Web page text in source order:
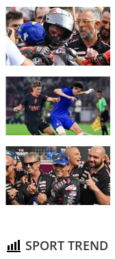
SPORT TREND